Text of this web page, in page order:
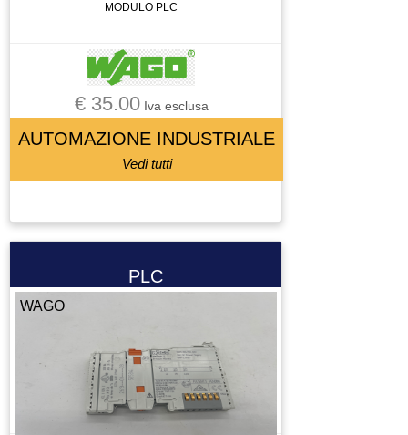
MODULO PLC
€ 35.00Iva esclusa
AUTOMAZIONE INDUSTRIALE
Vedi tutti
PLC
WAGO